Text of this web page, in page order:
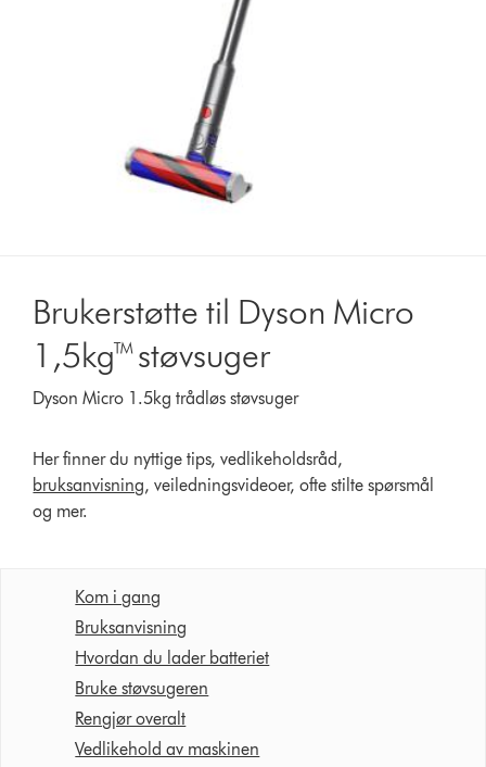
Brukerstøtte til Dyson Micro
1,5kg™ støvsuger
Dyson Micro 1.5kg trådløs støvsuger
Her finner du nyttige tips, vedlikeholdsråd,
bruksanvisning, veiledningsvideoer, ofte stilte spørsmål
og mer.
Kom i gang
Bruksanvisning
Hvordan du lader batteriet
Bruke støvsugeren
Rengjør overalt
Vedlikehold av maskinen